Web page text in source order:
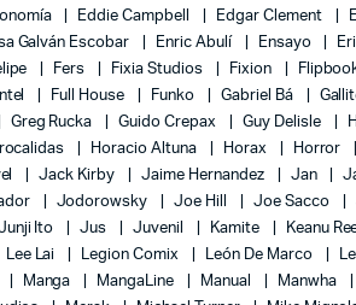
Eddie Campbell Edgar Clement
Galván Escobar Enric Abulí Ensayo
Fers Fixia Studios Fixion
Full House Funko Gabriel Bá
Greg Rucka Guido Crepax Guy Delisle
Horacio Altuna Horax Horror
Jack Kirby Jaime Hernandez Jan
Jodorowsky Joe Hill Joe Sacco
Ito Jus Juvenil Kamite Keanu
Lee Lai Legion Comix León De Marco
Manga MangaLine Manual Manwha